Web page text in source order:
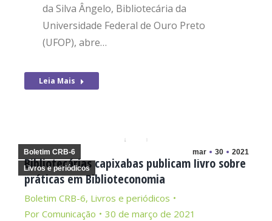
da Silva Ângelo, Bibliotecária da
Universidade Federal de Ouro Preto
(UFOP), abre…
Leia Mais
mar 30 2021
Boletim CRB-6
Livros e periódicos
Bibliotecárias capixabas publicam livro sobre
práticas em Biblioteconomia
Boletim CRB-6, Livros e periódicos
Por Comunicação 30 de março de 2021